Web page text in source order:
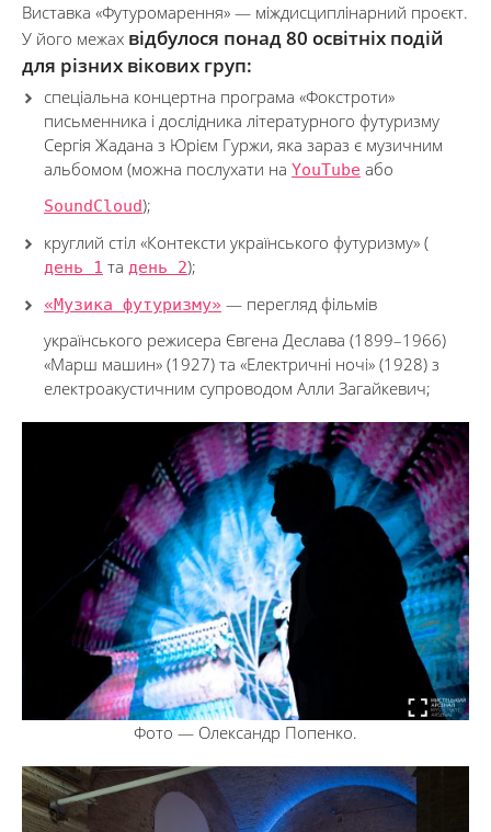
Виставка «Футуромарення» — міждисциплінарний проєкт.
У його межах відбулося понад 80 освітніх подій
для різних вікових груп:
спеціальна концертна програма «Фокстроти»
письменника і дослідника літературного футуризму
Сергія Жадана з Юрієм Гуржи, яка зараз є музичним
альбомом (можна послухати на YouTube або
SoundCloud);
круглий стіл «Контексти українського футуризму» (
день 1 та день 2);
«Музика футуризму» — перегляд фільмів
українського режисера Євгена Деслава (1899–1966)
«Марш машин» (1927) та «Електричні ночі» (1928) з
електроакустичним супроводом Алли Загайкевич;
Фото — Олександр Попенко.